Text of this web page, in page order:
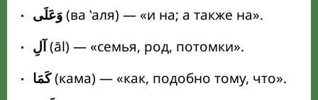
وَعَلَى(ва ʽаля) — «и на; а также на».
آلِ(āl) — «семья, род, потомки».
كَمَا(кама) — «как, подобно тому, что».